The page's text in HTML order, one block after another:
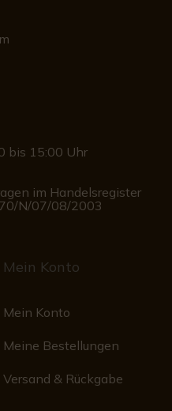
bis 15:00 Uhr
im Handelsregister
N/07/08/2003
Mein Konto
Mein Konto
Meine Bestellungen
Versand & Rückgabe